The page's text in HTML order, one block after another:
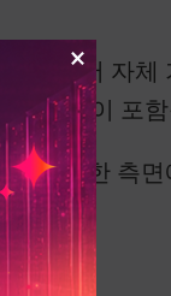
내에서 자체
취약성이 포
이러한 측